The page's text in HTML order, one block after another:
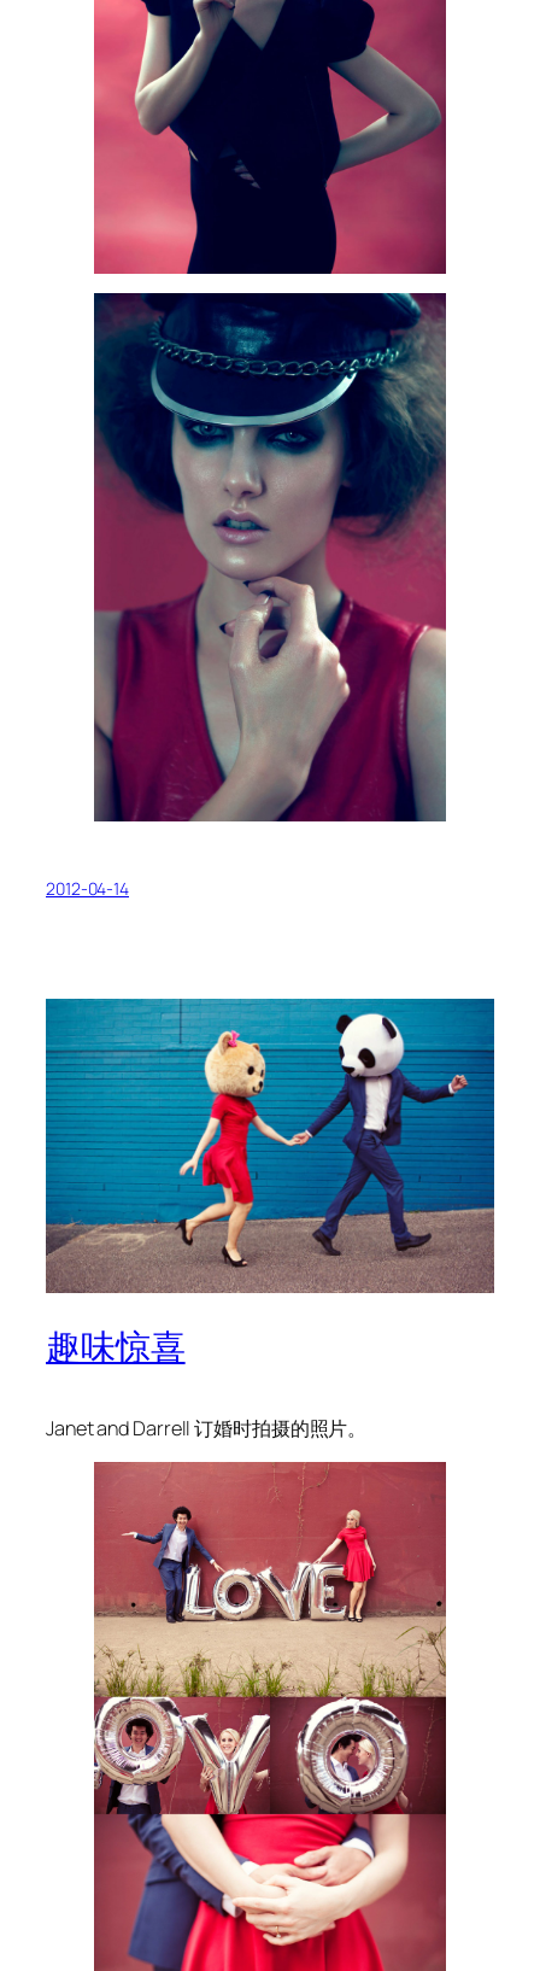
2012-04-14
趣味惊喜
Janet and Darrell 订婚时拍摄的照片。